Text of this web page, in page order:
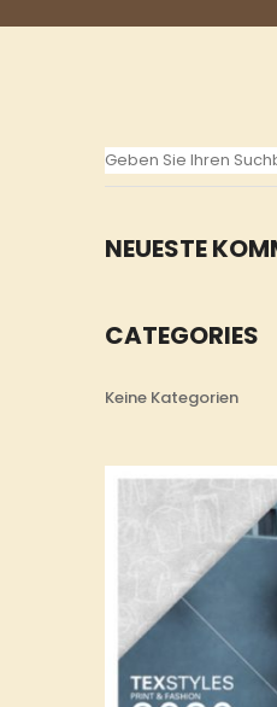
NEUESTE
CATEGORIES
Keine Kategorien